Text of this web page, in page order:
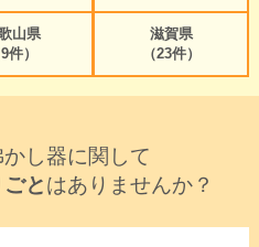
山県
9件）
滋賀県
（23件）
し器に関して
とはありませんか？